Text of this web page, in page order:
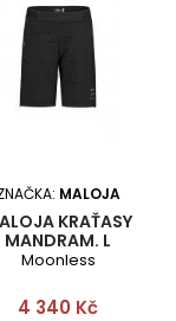
MALOJA
KRAŤASY
MANDRAM. L
Moonless
Cena
4 340 Kč